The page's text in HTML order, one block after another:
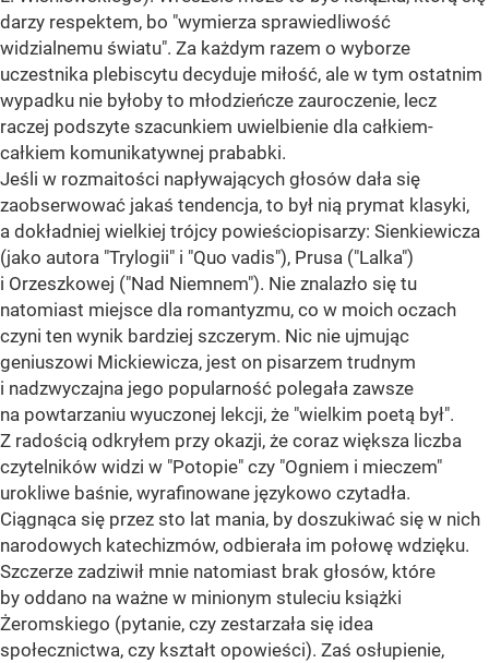
darzy respektem, bo "wymierza sprawiedliwość
widzialnemu światu". Za każdym razem o wyborze
uczestnika plebiscytu decyduje miłość, ale w tym ostatnim
wypadku nie byłoby to młodzieńcze zauroczenie, lecz
raczej podszyte szacunkiem uwielbienie dla całkiem-
całkiem komunikatywnej prababki.
Jeśli w rozmaitości napływających głosów dała się
zaobserwować jakaś tendencja, to był nią prymat klasyki,
a dokładniej wielkiej trójcy powieściopisarzy: Sienkiewicza
(jako autora "Trylogii" i "Quo vadis"), Prusa ("Lalka")
i Orzeszkowej ("Nad Niemnem"). Nie znalazło się tu
natomiast miejsce dla romantyzmu, co w moich oczach
czyni ten wynik bardziej szczerym. Nic nie ujmując
geniuszowi Mickiewicza, jest on pisarzem trudnym
i nadzwyczajna jego popularność polegała zawsze
na powtarzaniu wyuczonej lekcji, że "wielkim poetą był".
Z radością odkryłem przy okazji, że coraz większa liczba
czytelników widzi w "Potopie" czy "Ogniem i mieczem"
urokliwe baśnie, wyrafinowane językowo czytadła.
Ciągnąca się przez sto lat mania, by doszukiwać się w nich
narodowych katechizmów, odbierała im połowę wdzięku.
Szczerze zadziwił mnie natomiast brak głosów, które
by oddano na ważne w minionym stuleciu książki
Żeromskiego (pytanie, czy zestarzała się idea
społecznictwa, czy kształt opowieści). Zaś osłupienie,